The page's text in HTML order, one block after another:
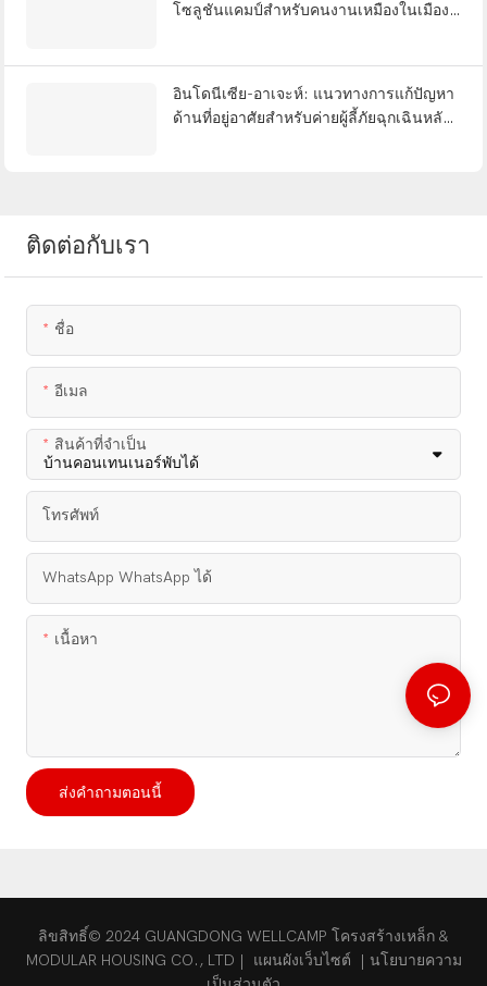
โซลูชันแคมป์สำหรับคนงานเหมืองในเมือง
อินโดนีเซีย-อาเจะห์: แนวทางการแก้ปัญหา
ด้านที่อยู่อาศัยสำหรับค่ายผู้ลี้ภัยฉุกเฉินหลัง
ติดต่อกับเรา
ชื่อ
อีเมล
สินค้าที่จำเป็น
โทรศัพท์
WhatsApp WhatsApp ได้
เนื้อหา
ส่งคำถามตอนนี้
ลิขสิทธิ์© 2024 GUANGDONG WELLCAMP โครงสร้างเหล็ก &
MODULAR HOUSING CO., LTD |
แผนผังเว็บไซต์ | นโยบายความ